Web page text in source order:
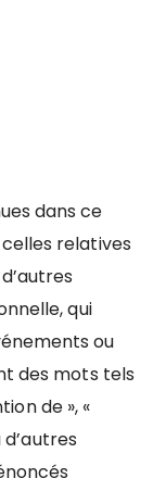
dans ce
relatives
qui
ou
des mots tels
de », «
d’autres